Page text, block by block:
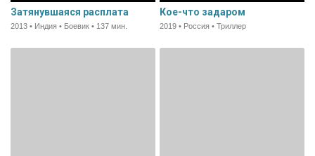
Затянувшаяся расплата
2013 • Индия • Боевик • 137 мин.
Кое-что задаром
2019 • Россия • Триллер